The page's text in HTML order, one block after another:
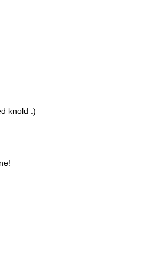
knold :)